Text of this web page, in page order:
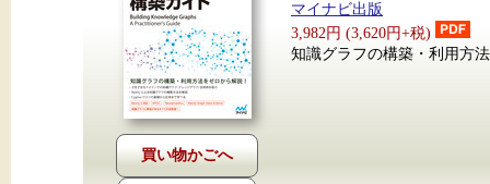
マイナビ出版
3,982円 (3,620円+税)
知識グラフの構築・利用方